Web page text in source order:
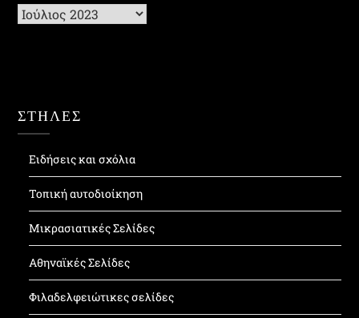
Ιστορικό
ΣΤΗΛΕΣ
Ειδήσεις και σχόλια
Τοπική αυτοδιοίκηση
Μικρασιατικές Σελίδες
Αθηναϊκές Σελίδες
Φιλαδελφειώτικες σελίδες